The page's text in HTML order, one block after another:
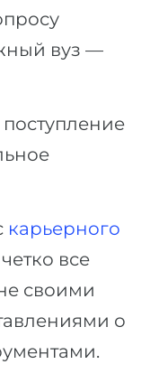
вуз —
карьерного
все
своими
о